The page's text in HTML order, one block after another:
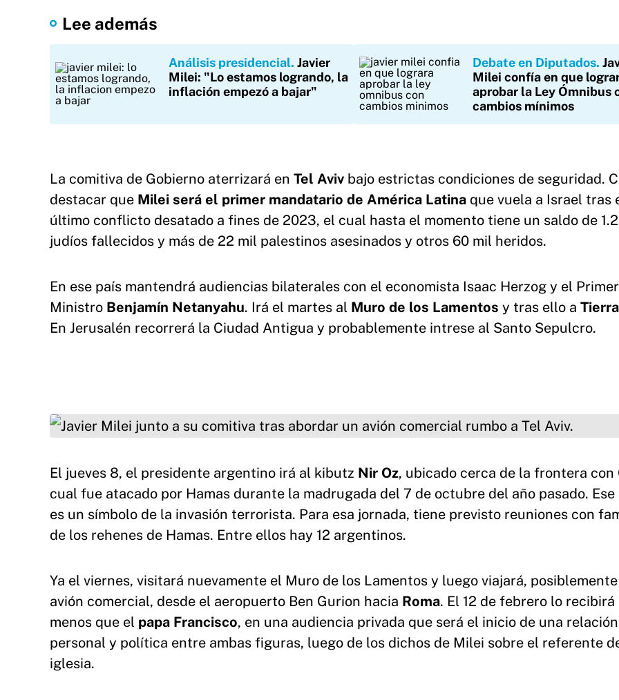
Lee además
Análisis presidencial Javier
Milei: "Lo estamos logrando, la
inflación empezó a bajar"
Debate en Diputados
Milei confía en que
aprobar la Ley Ómnibus
cambios mínimos
La comitiva de Gobierno aterrizará en Tel Aviv bajo estrictas condiciones de seguridad.
destacar que Milei será el primer mandatario de América Latina que vuela a Israel tras
último conflicto desatado a fines de 2023, el cual hasta el momento tiene un saldo de
judíos fallecidos y más de 22 mil palestinos asesinados y otros 60 mil heridos.
En ese país mantendrá audiencias bilaterales con el economista Isaac Herzog y el Primer
Ministro Benjamín Netanyahu. Irá el martes al Muro de los Lamentos y tras ello a
En Jerusalén recorrerá la Ciudad Antigua y probablemente intrese al Santo Sepulcro.
El jueves 8, el presidente argentino irá al kibutz Nir Oz, ubicado cerca de la frontera con
cual fue atacado por Hamas durante la madrugada del 7 de octubre del año pasado.
es un símbolo de la invasión terrorista. Para esa jornada, tiene previsto reuniones con
de los rehenes de Hamas. Entre ellos hay 12 argentinos.
Ya el viernes, visitará nuevamente el Muro de los Lamentos y luego viajará,
avión comercial, desde el aeropuerto Ben Gurion hacia Roma. El 12 de febrero lo recibirá
menos que el papa Francisco, en una audiencia privada que será el inicio de una relación
personal y política entre ambas figuras, luego de los dichos de Milei sobre el referente
iglesia.